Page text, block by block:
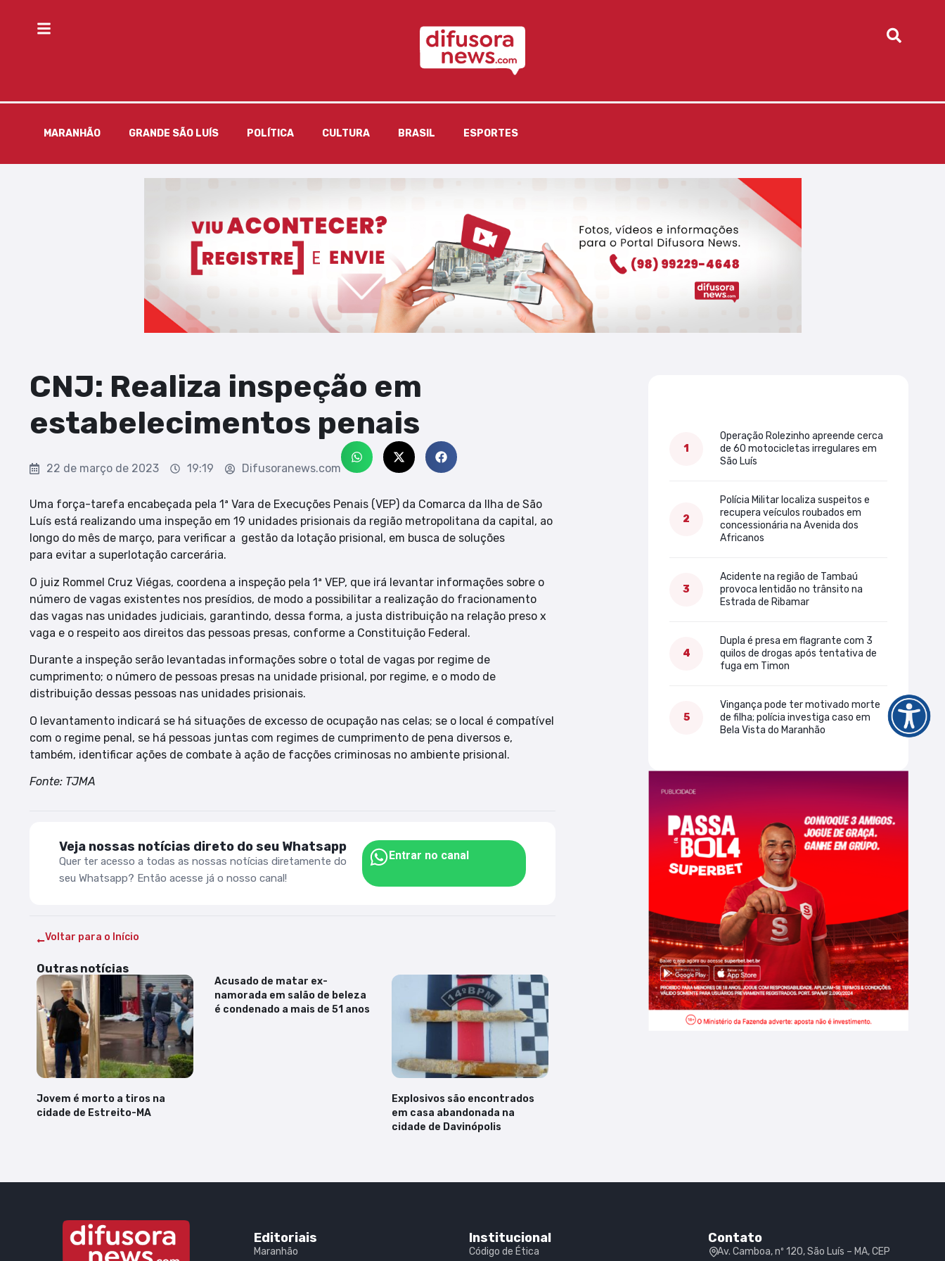
MARANHÃO GRANDE SÃO LUÍS POLÍTICA CULTURA BRASIL ESPORTES
CNJ: Realiza inspeção em
estabelecimentos penais
22 de março de 2023 19:19 Difusoranews.com
Uma força-tarefa encabeçada pela 1ª Vara de Execuções Penais (VEP) da Comarca da Ilha de São
Luís está realizando uma inspeção em 19 unidades prisionais da região metropolitana da capital, ao
longo do mês de março, para verificar a gestão da lotação prisional, em busca de soluções
para evitar a superlotação carcerária.
O juiz Rommel Cruz Viégas, coordena a inspeção pela 1ª VEP, que irá levantar informações sobre o
número de vagas existentes nos presídios, de modo a possibilitar a realização do fracionamento
das vagas nas unidades judiciais, garantindo, dessa forma, a justa distribuição na relação preso x
vaga e o respeito aos direitos das pessoas presas, conforme a Constituição Federal.
Durante a inspeção serão levantadas informações sobre o total de vagas por regime de
cumprimento; o número de pessoas presas na unidade prisional, por regime, e o modo de
distribuição dessas pessoas nas unidades prisionais.
O levantamento indicará se há situações de excesso de ocupação nas celas; se o local é compatível
com o regime penal, se há pessoas juntas com regimes de cumprimento de pena diversos e,
também, identificar ações de combate à ação de facções criminosas no ambiente prisional.
Fonte: TJMA
Veja nossas notícias direto do seu Whatsapp
Quer ter acesso a todas as nossas notícias diretamente do
seu Whatsapp? Então acesse já o nosso canal!
Entrar no canal
Voltar para o Início
Outras notícias
Jovem é morto a tiros na
cidade de Estreito-MA
Acusado de matar ex-
namorada em salão de beleza
é condenado a mais de 51 anos
Explosivos são encontrados
em casa abandonada na
cidade de Davinópolis
Operação Rolezinho apreende cerca
de 60 motocicletas irregulares em
São Luís
Polícia Militar localiza suspeitos e
recupera veículos roubados em
concessionária na Avenida dos
Africanos
Acidente na região de Tambaú
provoca lentidão no trânsito na
Estrada de Ribamar
Dupla é presa em flagrante com 3
quilos de drogas após tentativa de
fuga em Timon
Vingança pode ter motivado morte
de filha; polícia investiga caso em
Bela Vista do Maranhão
Editoriais
Maranhão
Institucional
Código de Ética
Contato
Av. Camboa, nº 120, São Luís – MA, CEP